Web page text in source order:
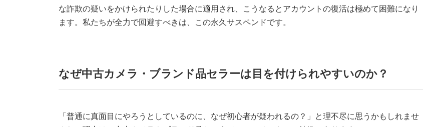
な詐欺の疑いをかけられたりした場合に適用され、こうなるとアカウントの復活は極めて困難になり
ます。私たちが全力で回避すべきは、この永久サスペンドです。
なぜ中古カメラ・ブランド品セラーは目を付けられやすいのか？
「普通に真面目にやろうとしているのに、なぜ初心者が疑われるの？」と理不尽に思うかもしれませ